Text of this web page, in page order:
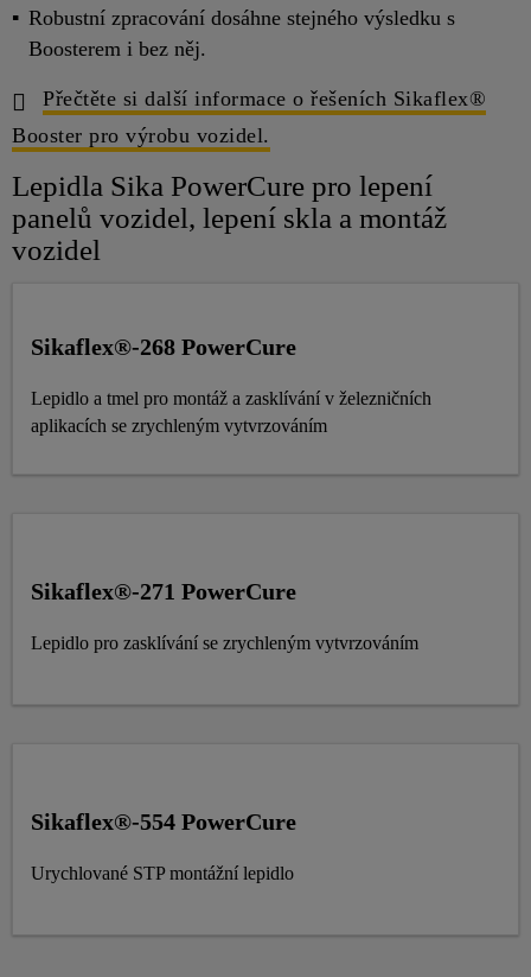
Robustní zpracování dosáhne stejného výsledku s
Boosterem i bez něj.
Přečtěte si další informace o řešeních Sikaflex®
Booster pro výrobu vozidel.
Lepidla Sika PowerCure pro lepení
panelů vozidel, lepení skla a montáž
vozidel
Sikaflex®-268 PowerCure
Lepidlo a tmel pro montáž a zasklívání v železničních
aplikacích se zrychleným vytvrzováním
Sikaflex®-271 PowerCure
Lepidlo pro zasklívání se zrychleným vytvrzováním
Sikaflex®-554 PowerCure
Urychlované STP montážní lepidlo